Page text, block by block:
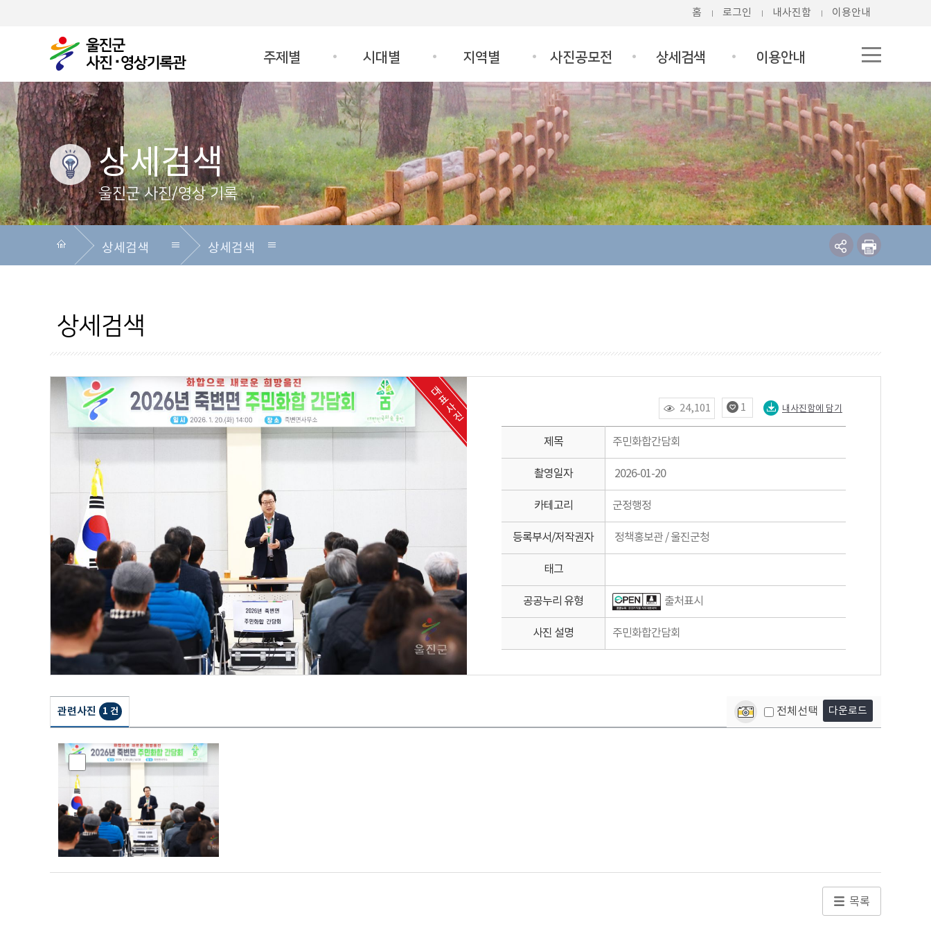
홈 로그인 내사진함 이용안내
주제별 시대별
시대별
지역별
지역별
사진공모전
사진공모전
상세검색
상세검색
이용안내
이용안내
상세검색
울진군 사진/영상 기록
상세검색
시대별
사진공모전
상세검색
이용안내
홈페이지가이드
상세검색
상세검색
24,101 1 내사진함에 담기
제목 주민화합간담회
촬영일자 2026-01-20
카테고리 군정행정
등록부서/저작권자 정책홍보관 / 울진군청
태그
공공누리 유형 출처표시
사진 설명 주민화합간담회
관련사진 1 건 전체선택 다운로드
목록